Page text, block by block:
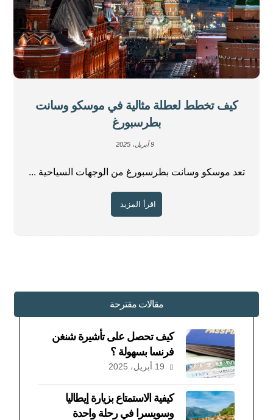
كيف تخطط لعطلة مثالية في موسكو وسانت
بطرسبورغ
9 أبريل، 2025
تعد موسكو وسانت بطرسبورغ من الوجهات السياحية ...
اقرأ المزيد
مقالات مقترحة
كيف تحصل على تأشيرة شنغن
فرنسا بسهولة ؟
19 أبريل، 2025
كيفية الاستمتاع بزيارة إيطاليا
وسويسرا في رحلة واحدة